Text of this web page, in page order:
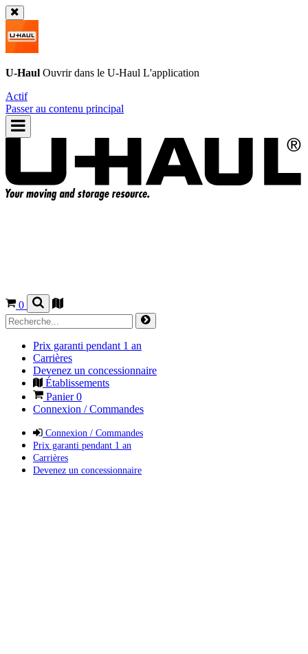
U-Haul Ouvrir dans le U-Haul L'application
Actif
Passer au contenu principal
0
Prix garanti pendant 1 an
Carrières
Devenez un concessionnaire
Établissements
Panier0
Connexion / Commandes
Connexion / Commandes
Prix garanti pendant 1 an
Carrières
Devenez un concessionnaire